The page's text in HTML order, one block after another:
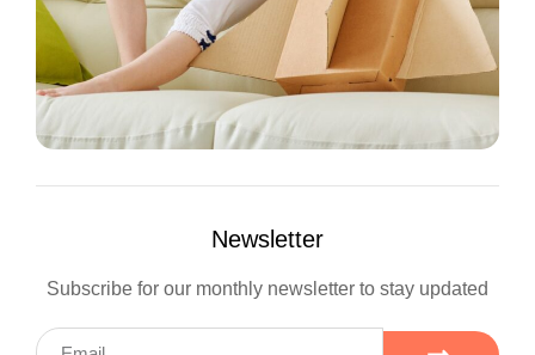
Newsletter
Subscribe for our monthly newsletter to stay updated